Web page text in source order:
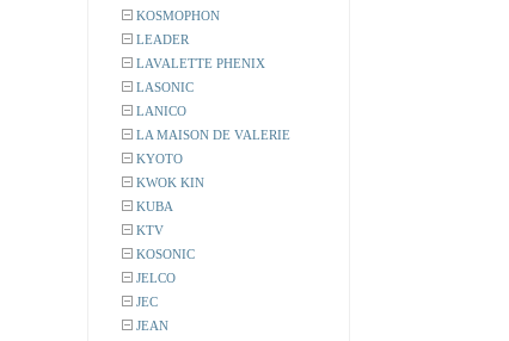
KOSMOPHON
LEADER
LAVALETTE PHENIX
LASONIC
LANICO
LA MAISON DE VALERIE
KYOTO
KWOK KIN
KUBA
KTV
KOSONIC
JELCO
JEC
JEAN